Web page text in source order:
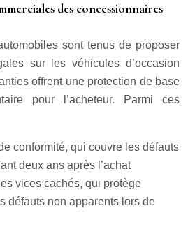
des concessionnaires
sont tenus de proposer
sur les véhicules d’occasion
offrent une protection de base
pour l’acheteur. Parmi ces
conformité, qui couvre les défauts
deux ans après l’achat
vices cachés, qui protège
défauts non apparents lors de